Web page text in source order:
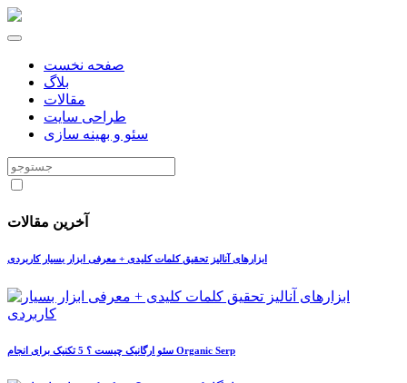
صفحه نخست
بلاگ
مقالات
طراحی سایت
سئو و بهینه سازی
آخرین مقالات
ابزارهای آنالیز تحقیق کلمات کلیدی + معرفی ابزار بسیار کاربردی
سئو ارگانیک چیست ؟ 5 تکنیک برای انجام Organic Serp